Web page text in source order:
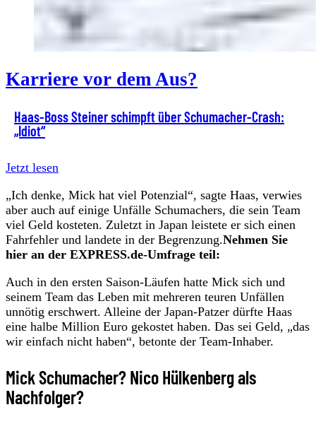
Karriere vor dem Aus?
Haas-Boss Steiner schimpft über Schumacher-Crash:
„Idiot“
Jetzt lesen
„Ich denke, Mick hat viel Potenzial“, sagte Haas, verwies
aber auch auf einige Unfälle Schumachers, die sein Team
viel Geld kosteten. Zuletzt in Japan leistete er sich einen
Fahrfehler und landete in der Begrenzung.Nehmen Sie
hier an der EXPRESS.de-Umfrage teil:
Auch in den ersten Saison-Läufen hatte Mick sich und
seinem Team das Leben mit mehreren teuren Unfällen
unnötig erschwert. Alleine der Japan-Patzer dürfte Haas
eine halbe Million Euro gekostet haben. Das sei Geld, „das
wir einfach nicht haben“, betonte der Team-Inhaber.
Mick Schumacher? Nico Hülkenberg als
Nachfolger?